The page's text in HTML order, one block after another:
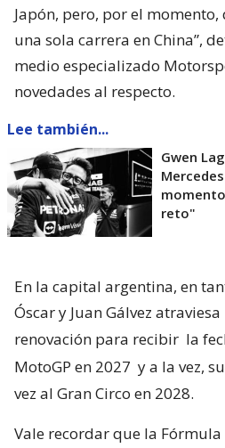
Japón, pero, por el
una sola carrera en China”,
medio especializado
novedades al respecto.
Lee también...
Gwen
reto"
En la capital argentina, en
Óscar y Juan Gálvez
renovación para recibir la
MotoGP en 2027 y a la vez,
vez al Gran Circo en 2028.
Vale recordar que la Fórmula